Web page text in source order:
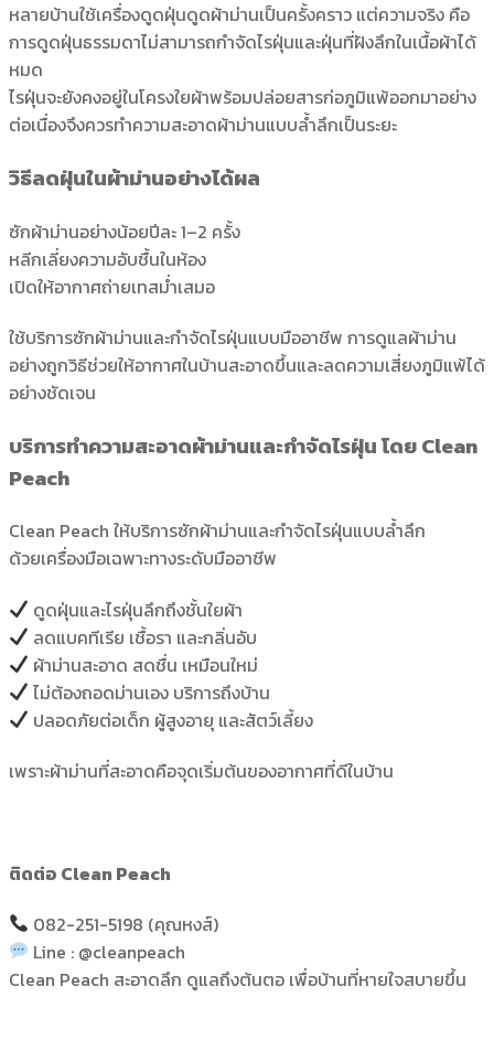
หลายบ้านใช้เครื่องดูดฝุ่นดูดผ้าม่านเป็นครั้งคราว แต่ความจริง คือ
การดูดฝุ่นธรรมดาไม่สามารถกำจัดไรฝุ่นและฝุ่นที่ฝังลึกในเนื้อผ้าได้
หมด
ไรฝุ่นจะยังคงอยู่ในโครงใยผ้าพร้อมปล่อยสารก่อภูมิแพ้ออกมาอย่าง
ต่อเนื่องจึงควรทำความสะอาดผ้าม่านแบบล้ำลึกเป็นระยะ
วิธีลดฝุ่นในผ้าม่านอย่างได้ผล
ซักผ้าม่านอย่างน้อยปีละ 1–2 ครั้ง
หลีกเลี่ยงความอับชื้นในห้อง
เปิดให้อากาศถ่ายเทสม่ำเสมอ
ใช้บริการซักผ้าม่านและกำจัดไรฝุ่นแบบมืออาชีพ การดูแลผ้าม่าน
อย่างถูกวิธีช่วยให้อากาศในบ้านสะอาดขึ้นและลดความเสี่ยงภูมิแพ้ได้
อย่างชัดเจน
บริการทำความสะอาดผ้าม่านและกำจัดไรฝุ่น โดย Clean
Peach
Clean Peach ให้บริการซักผ้าม่านและกำจัดไรฝุ่นแบบล้ำลึก
ด้วยเครื่องมือเฉพาะทางระดับมืออาชีพ
ดูดฝุ่นและไรฝุ่นลึกถึงชั้นใยผ้า
ลดแบคทีเรีย เชื้อรา และกลิ่นอับ
ผ้าม่านสะอาด สดชื่น เหมือนใหม่
ไม่ต้องถอดม่านเอง บริการถึงบ้าน
ปลอดภัยต่อเด็ก ผู้สูงอายุ และสัตว์เลี้ยง
เพราะผ้าม่านที่สะอาดคือจุดเริ่มต้นของอากาศที่ดีในบ้าน
ติดต่อ Clean Peach
082-251-5198 (คุณหงส์)
Line : @cleanpeach
Clean Peach สะอาดลึก ดูแลถึงต้นตอ เพื่อบ้านที่หายใจสบายขึ้น